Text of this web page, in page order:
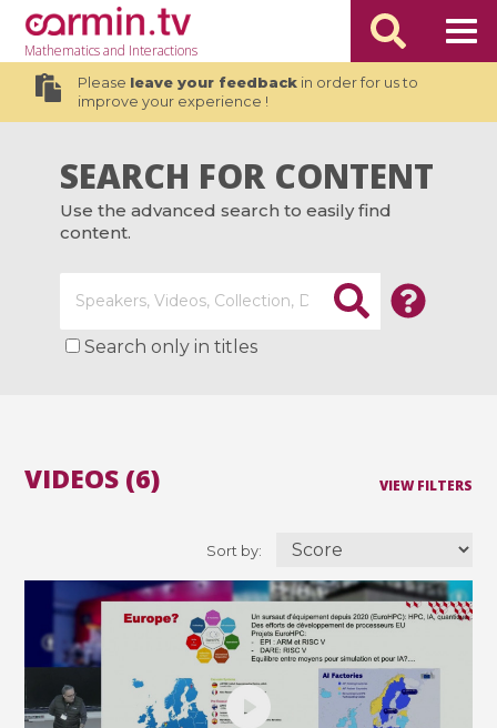
Mathematicsand Interactions
Please leave your feedbackin order for us to
improve your experience !
SEARCH FOR CONTENT
Use the advanced search to easily find
content.
Search only in titles
VIEW FILTERS
Sort by:
VIDEOS (6)